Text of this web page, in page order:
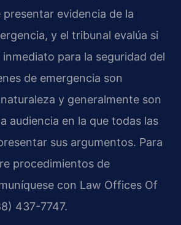
evidencia de la
y el tribunal evalúa si
para la seguridad del
de emergencia son
y generalmente son
audiencia en la que todas las
sus argumentos. Para
procedimientos de
con Law Offices Of
437-7747.